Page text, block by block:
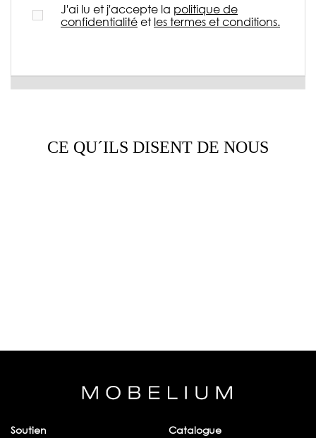
J'ai lu et j'accepte la politique de
confidentialitéet les termes et conditions.
CE QU´ILS DISENT DE NOUS
Soutien
Catalogue